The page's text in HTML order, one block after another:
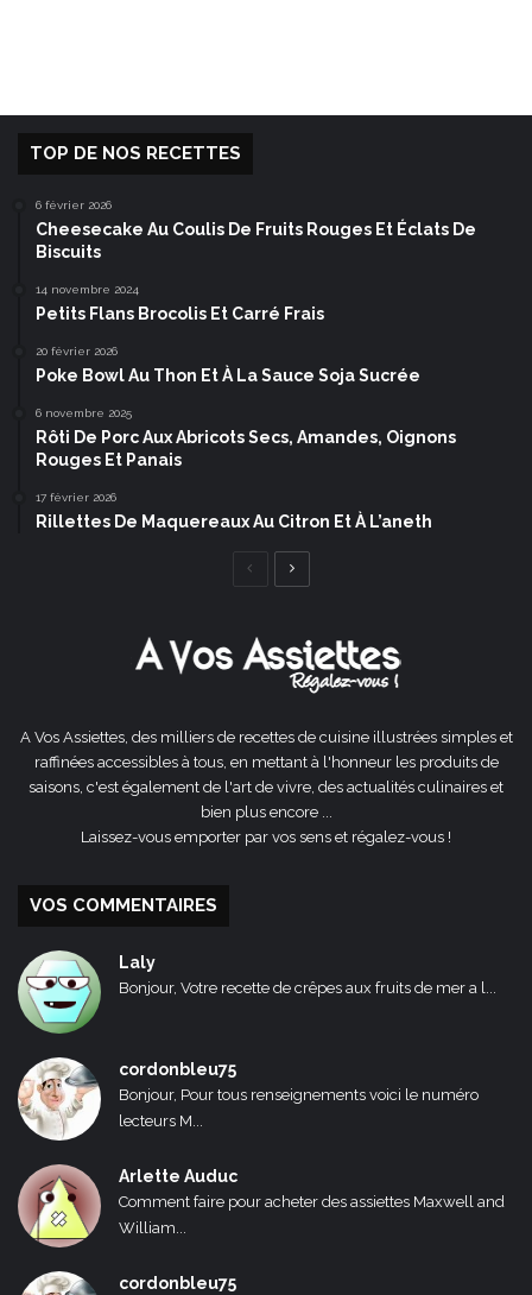
TOP DE NOS RECETTES
6 février 2026
Cheesecake Au Coulis De Fruits Rouges Et Éclats De
Biscuits
14 novembre 2024
Petits Flans Brocolis Et Carré Frais
20 février 2026
Poke Bowl Au Thon Et À La Sauce Soja Sucrée
6 novembre 2025
Rôti De Porc Aux Abricots Secs, Amandes, Oignons
Rouges Et Panais
17 février 2026
Rillettes De Maquereaux Au Citron Et À L’aneth
Page
A Vos Assiettes, des milliers de recettes de cuisine illustrées simples et
raffinées accessibles à tous, en mettant à l'honneur les produits de
saisons, c'est également de l'art de vivre, des actualités culinaires et
bien plus encore ...
Laissez-vous emporter par vos sens et régalez-vous !
VOS COMMENTAIRES
Laly
Bonjour, Votre recette de crêpes aux fruits de mer a l...
cordonbleu75
Bonjour, Pour tous renseignements voici le numéro
lecteurs M...
Arlette Auduc
Comment faire pour acheter des assiettes Maxwell and
William...
cordonbleu75